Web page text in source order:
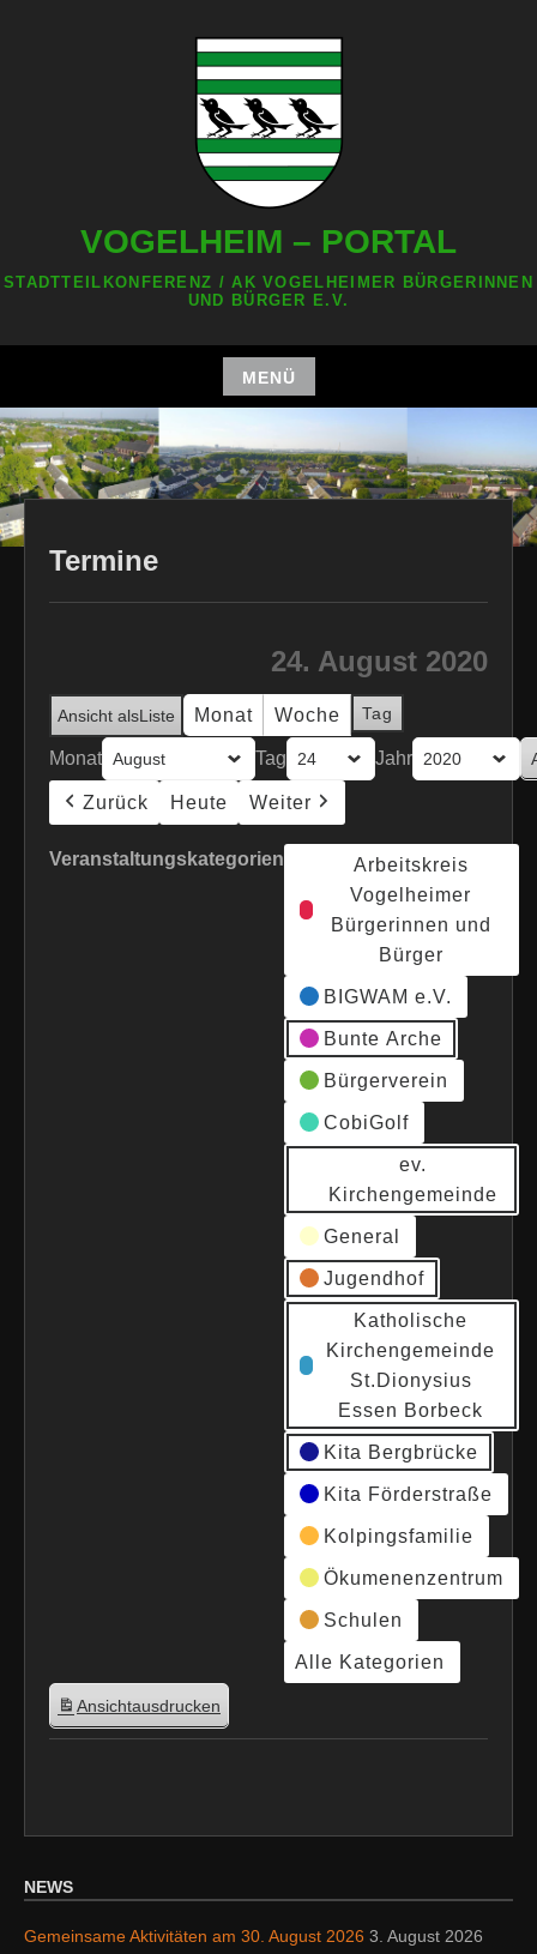
VOGELHEIM – PORTAL
STADTTEILKONFERENZ / AK VOGELHEIMER BÜRGERINNEN
UND BÜRGER E.V.
MENÜ
Zum
Inhalt
springen
Termine
24. August 2020
Ansicht alsListe Monat Woche Tag
Monat Tag Jahr
Zurück Heute Weiter
Veranstaltungskategorien
Arbeitskreis
Vogelheimer
Bürgerinnen und
Bürger
BIGWAM e.V.
Bunte Arche
Bürgerverein
CobiGolf
ev.
Kirchengemeinde
General
Jugendhof
Katholische
Kirchengemeinde
St.Dionysius
Essen Borbeck
Kita Bergbrücke
Kita Förderstraße
Kolpingsfamilie
Ökumenenzentrum
Schulen
Alle Kategorien
Ansichtausdrucken
NEWS
Gemeinsame Aktivitäten am 30. August 2026 3. August 2026